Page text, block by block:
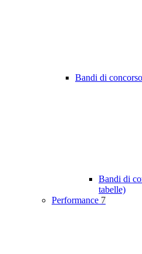
Bandi di concorso
Bandi di
tabelle)
Performance 7